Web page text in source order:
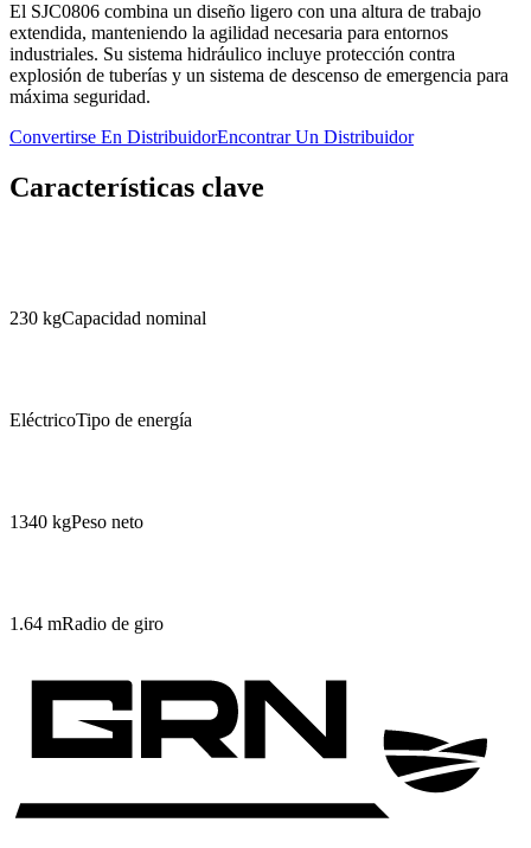
El SJC0806 combina un diseño ligero con una altura de trabajo
extendida, manteniendo la agilidad necesaria para entornos
industriales. Su sistema hidráulico incluye protección contra
explosión de tuberías y un sistema de descenso de emergencia para
máxima seguridad.
Convertirse En DistribuidorEncontrar Un Distribuidor
Características clave
230 kgCapacidad nominal
EléctricoTipo de energía
1340 kgPeso neto
1.64 mRadio de giro